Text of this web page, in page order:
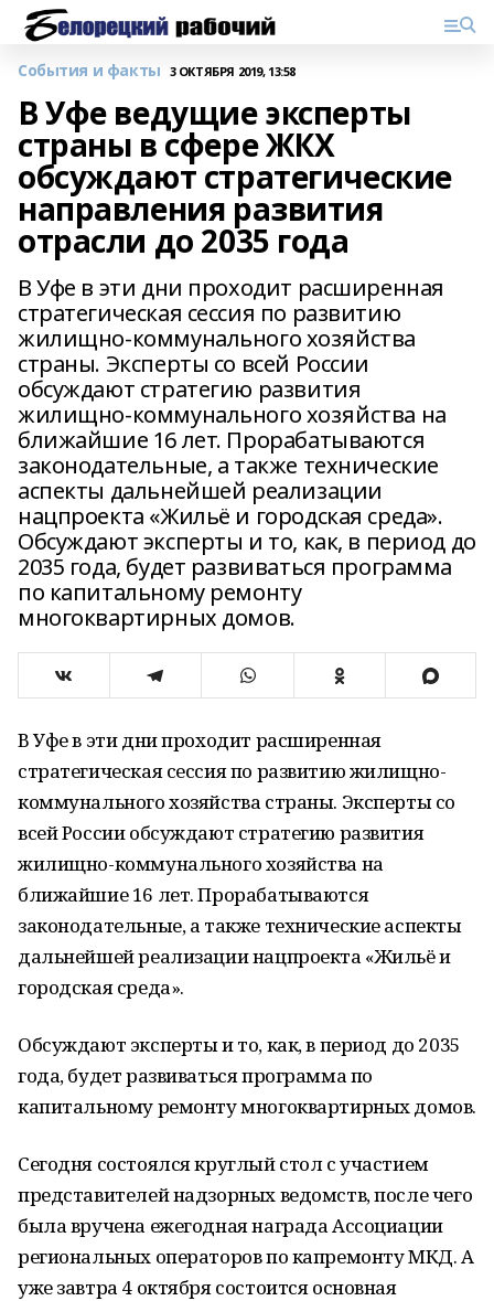
События и факты 3 ОКТЯБРЯ 2019, 13:58
В Уфе ведущие эксперты
страны в сфере ЖКХ
обсуждают стратегические
направления развития
отрасли до 2035 года
В Уфе в эти дни проходит расширенная
стратегическая сессия по развитию
жилищно-коммунального хозяйства
страны. Эксперты со всей России
обсуждают стратегию развития
жилищно-коммунального хозяйства на
ближайшие 16 лет. Прорабатываются
законодательные, а также технические
аспекты дальнейшей реализации
нацпроекта «Жильё и городская среда».
Обсуждают эксперты и то, как, в период до
2035 года, будет развиваться программа
по капитальному ремонту
многоквартирных домов.
В Уфе в эти дни проходит расширенная
стратегическая сессия по развитию жилищно-
коммунального хозяйства страны. Эксперты со
всей России обсуждают стратегию развития
жилищно-коммунального хозяйства на
ближайшие 16 лет. Прорабатываются
законодательные, а также технические аспекты
дальнейшей реализации нацпроекта «Жильё и
городская среда».
Обсуждают эксперты и то, как, в период до 2035
года, будет развиваться программа по
капитальному ремонту многоквартирных домов.
Сегодня состоялся круглый стол с участием
представителей надзорных ведомств, после чего
была вручена ежегодная награда Ассоциации
региональных операторов по капремонту МКД. А
уже завтра 4 октября состоится основная